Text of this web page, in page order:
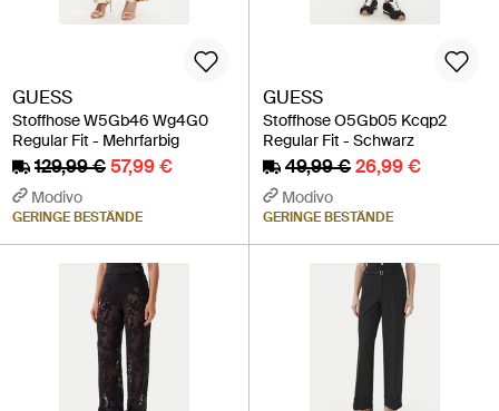
GUESS
Stoffhose W5Gb46 Wg4G0
Regular Fit - Mehrfarbig
129,99 €57,99 €
Modivo
GERINGE BESTÄNDE
GUESS
Stoffhose O5Gb05 Kcqp2
Regular Fit - Schwarz
49,99 €26,99 €
Modivo
GERINGE BESTÄNDE